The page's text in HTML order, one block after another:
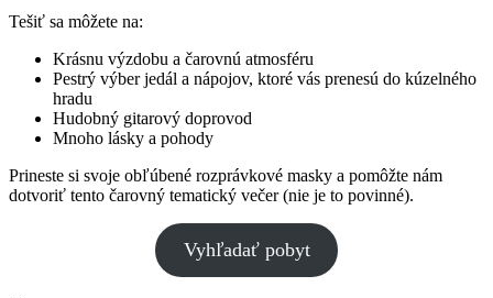
Tešiť sa môžete na:
Krásnu výzdobu a čarovnú atmosféru
Pestrý výber jedál a nápojov, ktoré vás prenesú do kúzelného
hradu
Hudobný gitarový doprovod
Mnoho lásky a pohody
Prineste si svoje obľúbené rozprávkové masky a pomôžte nám
dotvoriť tento čarovný tematický večer (nie je to povinné).
Vyhľadať pobyt